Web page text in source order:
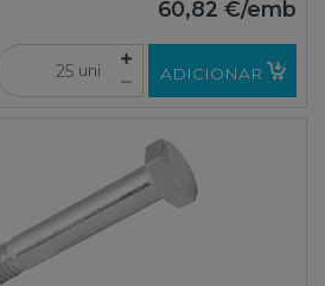
60,82 €/emb
uni ADICIONAR